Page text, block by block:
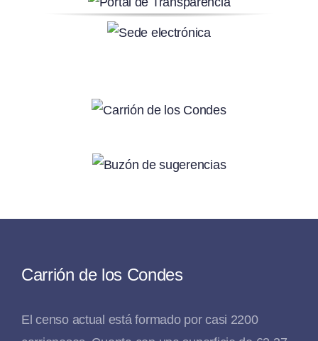
Carrión de los Condes
El censo actual está formado por casi 2200